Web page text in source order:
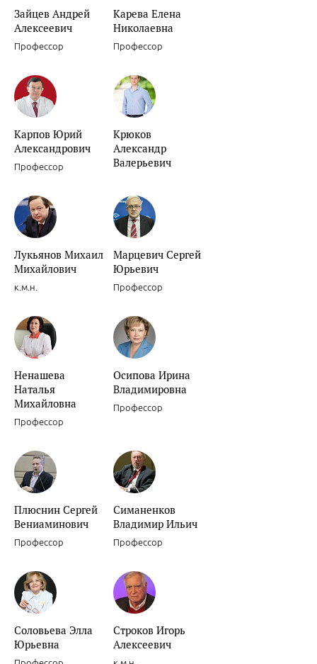
Зайцев Андрей
Алексеевич
Профессор
Карева Елена
Николаевна
Профессор
Карпов Юрий
Александрович
Профессор
Крюков
Александр
Валерьевич
Лукьянов Михаил
Михайлович
к.м.н.
Марцевич Сергей
Юрьевич
Профессор
Ненашева
Наталья
Михайловна
Профессор
Осипова Ирина
Владимировна
Профессор
Плюснин Сергей
Вениаминович
Профессор
Симаненков
Владимир Ильич
Профессор
Соловьева Элла
Юрьевна
Строков Игорь
Алексеевич